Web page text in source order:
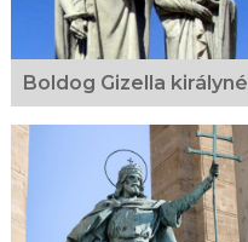
Boldog Gizella királyné